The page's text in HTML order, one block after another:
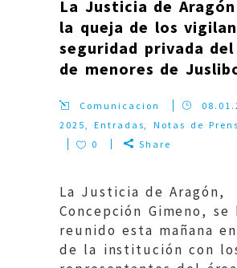
La Justicia de
la queja de los
seguridad privada
de menores de
Comunicacion
2025,Entradas, Notas de
0
Share
La Justicia de Aragón,
Concepción Gimeno, se
reunido esta mañana
de la institución con